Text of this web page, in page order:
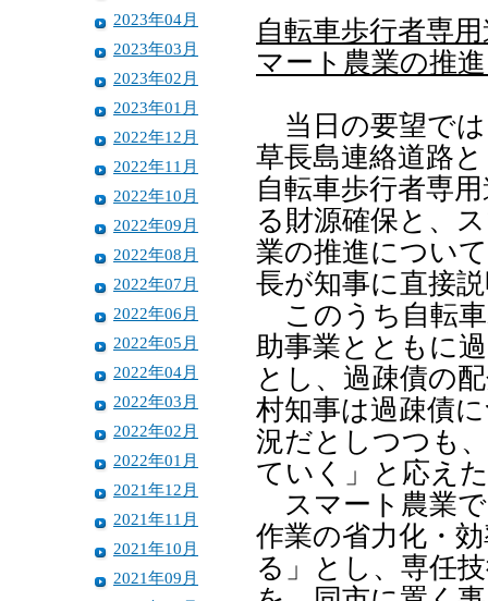
2023年04月
2023年03月
2023年02月
2023年01月
2022年12月
2022年11月
2022年10月
2022年09月
2022年08月
2022年07月
2022年06月
2022年05月
2022年04月
2022年03月
2022年02月
2022年01月
2021年12月
2021年11月
2021年10月
2021年09月
自転車歩行者専
マート農業の推
当日の要望で
草長島連絡道路
自転車歩行者専
る財源確保と、
業の推進につい
長が知事に直接
このうち自転車
助事業とともに
とし、過疎債の
村知事は過疎債
況だとしつつも
ていく」と応え
スマート農業で
作業の省力化・
る」とし、専任